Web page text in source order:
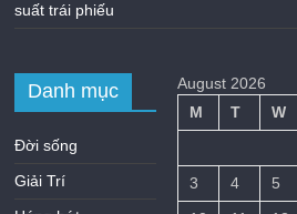
suất trái phiếu
Danh mục
Đời sống
Giải Trí
August 2026
M
T W
3
4 5